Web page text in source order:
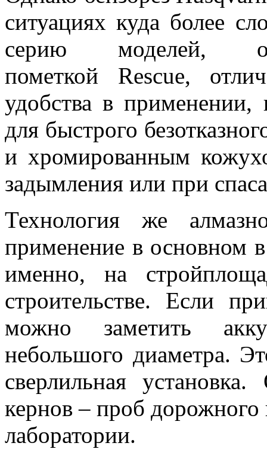
ситуациях куда более
серию моделей,
пометкой Rescue,
удобства в применении,
для быстрого
и хромированным
задымления или при
Технология же
применение в основном
именно, на
строительстве. Если
можно заметить
небольшого диаметра.
сверлильная
кернов – проб
лаборатории.